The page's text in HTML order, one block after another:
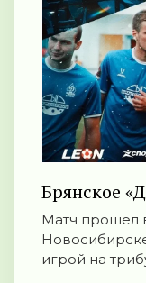
Брянское
Матч прошел
игрой на